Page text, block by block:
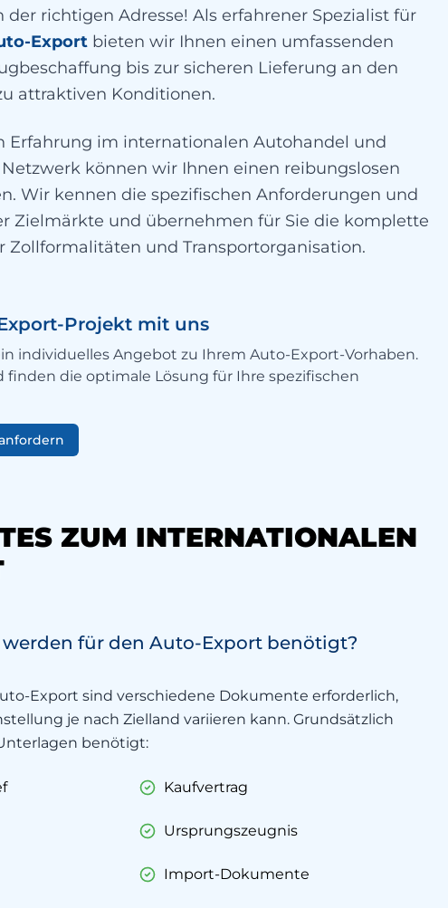
der richtigen Adresse! Als erfahrener Spezialist für
Export bieten wir Ihnen einen umfassenden
bis zur sicheren Lieferung an den
attraktiven Konditionen.
Erfahrung im internationalen Autohandel und
können wir Ihnen einen reibungslosen
Wir kennen die spezifischen Anforderungen und
Zielmärkte und übernehmen für Sie die komplette
und Transportorganisation.
Projekt mit uns
individuelles Angebot zu Ihrem Auto-Export-Vorhaben.
finden die optimale Lösung für Ihre spezifischen
ZUM INTERNATIONALEN
für den Auto-Export benötigt?
Export sind verschiedene Dokumente erforderlich,
je nach Zielland variieren kann. Grundsätzlich
benötigt:
Kaufvertrag
Ursprungszeugnis
Import-Dokumente